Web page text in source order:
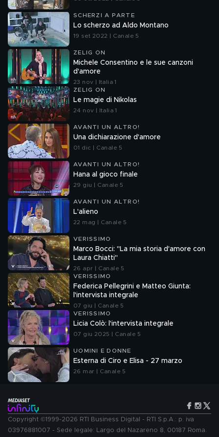
SCHERZI A PARTE
Lo scherzo ad Aldo Montano
19 set 2022 | Canale 5
ZELIG ON
Michele Consentino e le sue canzoni
d'amore
23 nov | Italia 1
ZELIG ON
Le magie di Nikolas
24 nov | Italia 1
AVANTI UN ALTRO!
Una dichiarazione d'amore
01 dic | Canale 5
AVANTI UN ALTRO!
Hana al gioco finale
29 giu | Canale 5
AVANTI UN ALTRO!
L'alieno
22 mag | Canale 5
VERISSIMO
Marco Bocci: "La mia storia d'amore con
Laura Chiatti"
26 apr | Canale 5
VERISSIMO
Federica Pellegrini e Matteo Giunta:
l'intervista integrale
07 giu | Canale 5
VERISSIMO
Licia Colò: l'intervista integrale
07 giu 2025 | Canale 5
UOMINI E DONNE
Esterna di Ciro e Elisa - 27 marzo
26 mar | Canale 5
Copyright ©1999-2026 RTI Business Digital - RTI S.p.A.: p. iva
03976881007 - Sede legale: Largo del Nazareno 8, 00187 Roma.